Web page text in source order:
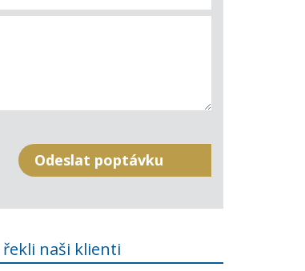
řekli naši klienti